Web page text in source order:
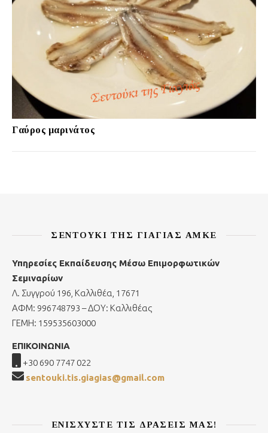
Γαύρος μαρινάτος
ΣΕΝΤΟΎΚΙ ΤΗΣ ΓΙΑΓΙΆΣ ΑΜΚΕ
Υπηρεσίες Εκπαίδευσης Μέσω Επιμορφωτικών
Σεμιναρίων
Λ. Συγγρού 196, Καλλιθέα, 17671
ΑΦΜ: 996748793 – ΔΟΥ: Καλλιθέας
ΓΕΜΗ: 159535603000
ΕΠΙΚΟΙΝΩΝΙΑ
+30 690 7747 022
sentouki.tis.giagias@gmail.com
ΕΝΙΣΧΎΣΤΕ ΤΙΣ ΔΡΆΣΕΙΣ ΜΑΣ!